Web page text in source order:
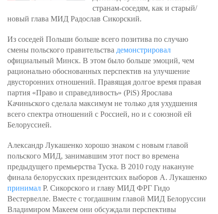
странам-соседям, как и старый/
новый глава МИД Радослав Сикорский.
Из соседей Польши больше всего позитива по случаю
смены польского правительства демонстрировал
официальный Минск. В этом было больше эмоций, чем
рационально обоснованных перспектив на улучшение
двусторонних отношений. Правящая долгое время правая
партия «Право и справедливость» (PiS) Ярослава
Качиньского сделала максимум не только для ухудшения
всего спектра отношений с Россией, но и с союзной ей
Белоруссией.
Александр Лукашенко хорошо знаком с новым главой
польского МИД, занимавшим этот пост во времена
предыдущего премьерства Туска. В 2010 году накануне
финала белорусских президентских выборов А. Лукашенко
принимал Р. Сикорского и главу МИД ФРГ Гидо
Вестервелле. Вместе с тогдашним главой МИД Белоруссии
Владимиром Макеем они обсуждали перспективы